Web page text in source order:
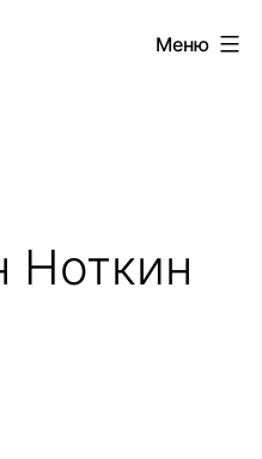
Меню
Ноткин